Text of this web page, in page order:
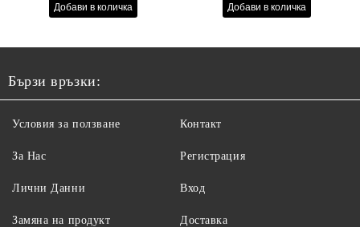
КОПРИНЕНИ
Бързи връзки:
Условия за ползване
За Нас
Лични Данни
Замяна на продукт
Контакт
Регистрация
Вход
Доставка